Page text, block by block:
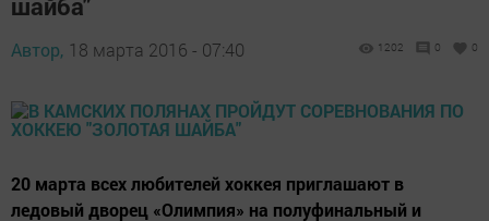
шайба"
Автор, 18 марта 2016 - 07:40 1202 0 0
20 марта всех любителей хоккея приглашают в
ледовый дворец «Олимпия» на полуфинальный и